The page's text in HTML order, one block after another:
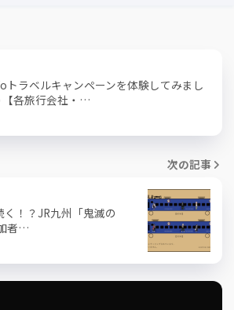
トラベルキャンペーンを体験してみまし
【各旅行会社・…
次の記事
！？JR九州「鬼滅の
者…